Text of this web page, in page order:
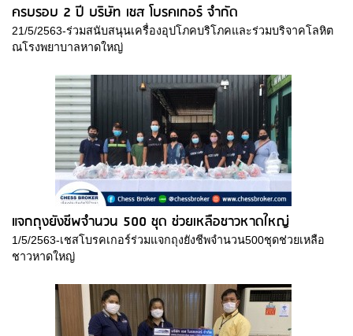
ครบรอบ 2 ปี บริษัท เชส โบรคเกอร์ จำกัด
21/5/2563-ร่วมสนับสนุนเครื่องอุปโภคบริโภคและร่วมบริจาคโลหิต
ณโรงพยาบาลหาดใหญ่
แจกถุงยังชีพจำนวน 500 ชุด ช่วยเหลือชาวหาดใหญ่
1/5/2563-เชสโบรคเกอร์ร่วมแจกถุงยังชีพจำนวน500ชุดช่วยเหลือ
ชาวหาดใหญ่